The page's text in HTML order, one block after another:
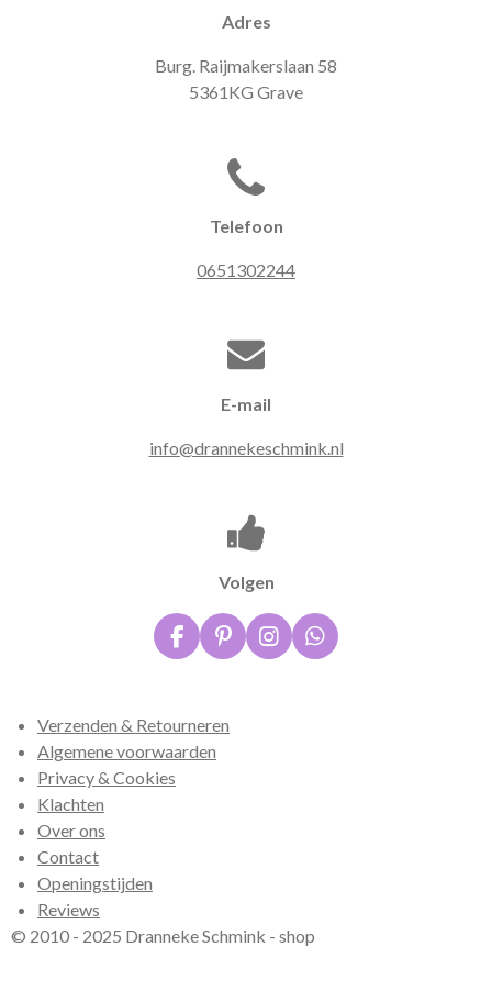
Adres
Burg. Raijmakerslaan 58
5361KG Grave
Telefoon
0651302244
E-mail
info@drannekeschmink.nl
Volgen
F
a
b
o
k
P
i
e
I
n
W
h
Verzenden & Retourneren
Algemene voorwaarden
Privacy & Cookies
Klachten
Over ons
Contact
Openingstijden
Reviews
© 2010 - 2025 Dranneke Schmink - shop